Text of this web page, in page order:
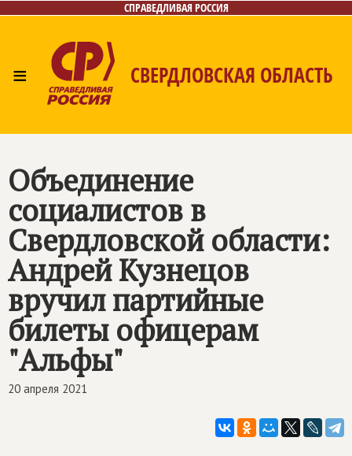
СПРАВЕДЛИВАЯ РОССИЯ
≡ СВЕРДЛОВСКАЯ ОБЛАСТЬ
Объединение
социалистов в
Свердловской области:
Андрей Кузнецов
вручил партийные
билеты офицерам
"Альфы"
20 апреля 2021